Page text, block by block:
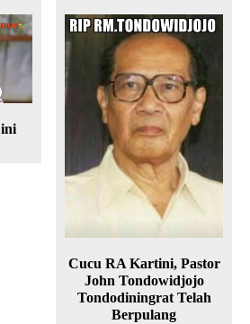
Cucu RA Kartini, Pastor
John Tondowidjojo
Tondodiningrat Telah
Berpulang